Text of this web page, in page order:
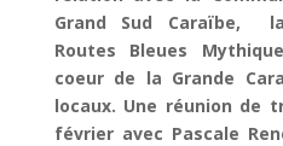
Grand Sud Caraïbe,
Routes Bleues
coeur de la Grande
locaux. Une réunion de
février avec Pascale